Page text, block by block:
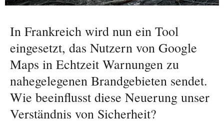
In Frankreich wird nun ein Tool
eingesetzt, das Nutzern von Google
Maps in Echtzeit Warnungen zu
nahegelegenen Brandgebieten sendet.
Wie beeinflusst diese Neuerung unser
Verständnis von Sicherheit?